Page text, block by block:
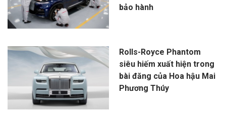
bảo hành
Rolls-Royce Phantom
siêu hiếm xuất hiện trong
bài đăng của Hoa hậu Mai
Phương Thúy